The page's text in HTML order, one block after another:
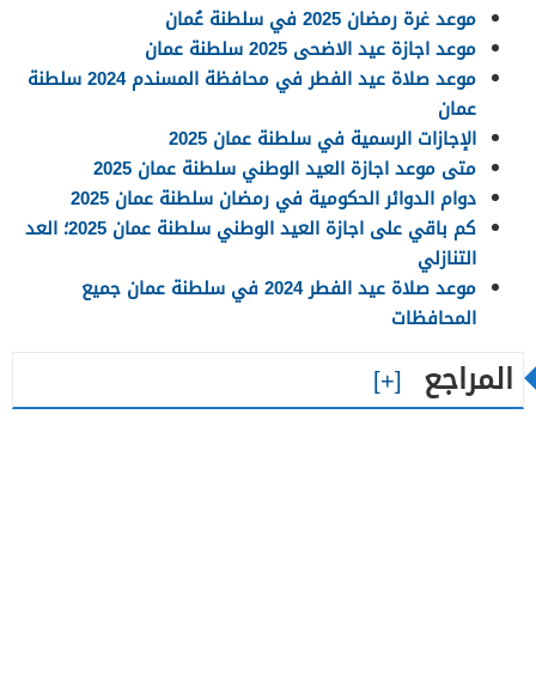
موعد غرة رمضان 2025 في سلطنة عُمان
موعد اجازة عيد الاضحى 2025 سلطنة عمان
موعد صلاة عيد الفطر في محافظة المسندم 2024 سلطنة
عمان
الإجازات الرسمية في سلطنة عمان 2025
متى موعد اجازة العيد الوطني سلطنة عمان 2025
دوام الدوائر الحكومية في رمضان سلطنة عمان 2025
كم باقي على اجازة العيد الوطني سلطنة عمان 2025؛ العد
التنازلي
موعد صلاة عيد الفطر 2024 في سلطنة عمان جميع
المحافظات
المراجع